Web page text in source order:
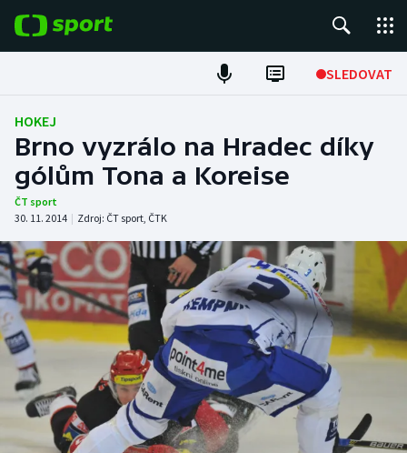
SLEDOVAT
Fotbal
Hokej
Tenis
Atletika
Cyklistika
DALŠÍ SPORTY
Americký fotbal
Baseball a softbal
NEPŘEHLÉDNĚTE
Soutěže
HOKEJ
Brno vyzrálo na Hradec díky
gólům Tona a Koreise
ČT sport
30. 11. 2014 | Zdroj: ČT sport, ČTK